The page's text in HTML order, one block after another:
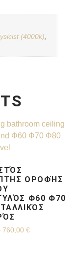
(4000k),
ΟΡΟΦΉΣ
Φ60 Φ70
760,00 €